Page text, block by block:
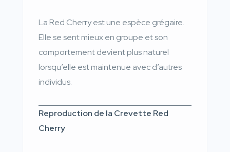
La Red Cherry est une espèce grégaire.
Elle se sent mieux en groupe et son
comportement devient plus naturel
lorsqu’elle est maintenue avec d’autres
individus.
Reproduction de la Crevette Red
Cherry